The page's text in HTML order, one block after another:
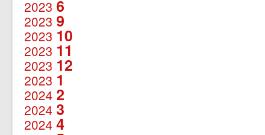
2023 6
2023 9
2023 10
2023 11
2023 12
2023 1
2024 2
2024 3
2024 4